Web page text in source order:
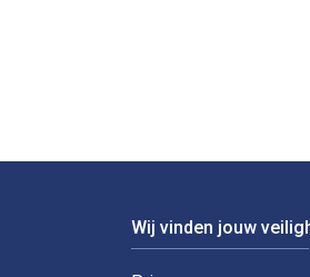
Wij vinden jouw